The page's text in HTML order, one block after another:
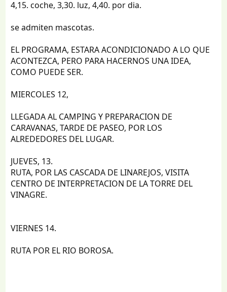
4,15. coche, 3,30. luz, 4,40. por dia.
se admiten mascotas.
EL PROGRAMA, ESTARA ACONDICIONADO A LO QUE
ACONTEZCA, PERO PARA HACERNOS UNA IDEA,
COMO PUEDE SER.
MIERCOLES 12,
LLEGADA AL CAMPING Y PREPARACION DE
CARAVANAS, TARDE DE PASEO, POR LOS
ALREDEDORES DEL LUGAR.
JUEVES, 13.
RUTA, POR LAS CASCADA DE LINAREJOS, VISITA
CENTRO DE INTERPRETACION DE LA TORRE DEL
VINAGRE.
VIERNES 14.
RUTA POR EL RIO BOROSA.